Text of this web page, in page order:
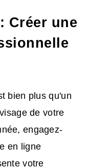
Créer une
bien plus qu'un
de votre
engagez-
en ligne
votre